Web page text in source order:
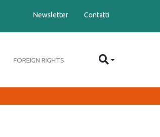
Newsletter Contatti
FOREIGN RIGHTS